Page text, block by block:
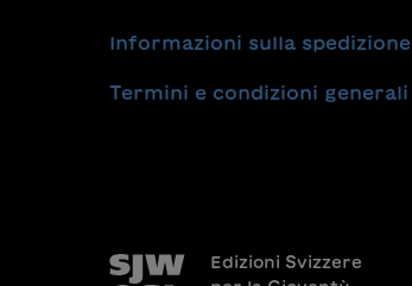
Informazioni sulla spedizione
Termini e condizioni generali
Edizioni Svizzere